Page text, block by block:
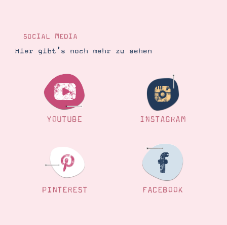
SOCIAL MEDIA
Hier gibt’s noch mehr zu sehen
YOUTUBE INSTAGRAM
PINTEREST FACEBOOK